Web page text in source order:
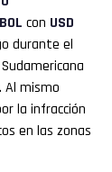
con USD
durante el
Sudamericana
Al mismo
la infracción
en las zonas